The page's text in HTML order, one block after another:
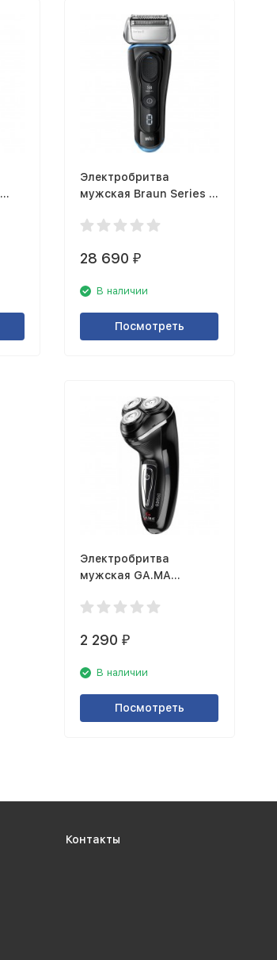
Электробритва
мужская Braun Series 8
28 690₽
В наличии
Посмотреть
Электробритва
мужская GA.MA
2 290₽
В наличии
Посмотреть
Контакты